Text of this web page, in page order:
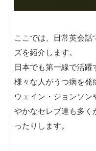
ここでは、日常英会
ズを紹介します。
日本でも第一線で活
様々な人がうつ病を発
ウェイン・ジョンソ
やかなセレブ達も多く
ったりします。